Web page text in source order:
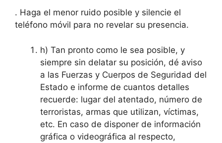
. Haga el menor ruido posible y silencie el
teléfono móvil para no revelar su presencia.
h) Tan pronto como le sea posible, y
siempre sin delatar su posición, dé aviso
a las Fuerzas y Cuerpos de Seguridad del
Estado e informe de cuantos detalles
recuerde: lugar del atentado, número de
terroristas, armas que utilizan, víctimas,
etc. En caso de disponer de información
gráfica o videográfica al respecto,